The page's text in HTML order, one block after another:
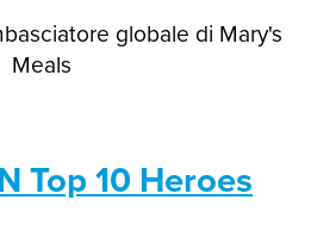
globale di Mary's
Meals
Top 10 Heroes